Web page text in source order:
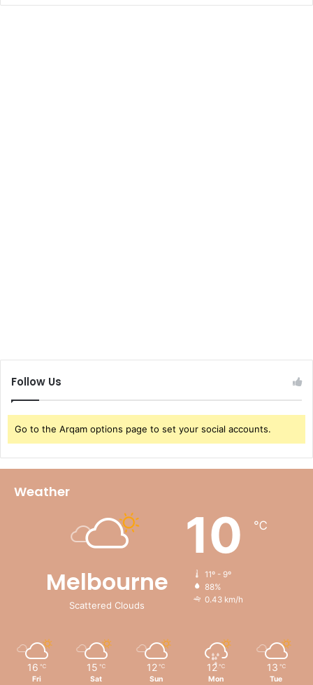
Follow Us
Go to the Arqam options page to set your social accounts.
Weather
Melbourne
Scattered Clouds
10 ℃
11º - 9º
88%
0.43 km/h
16 ℃
Fri
15 ℃
Sat
12 ℃
Sun
12 ℃
Mon
13 ℃
Tue